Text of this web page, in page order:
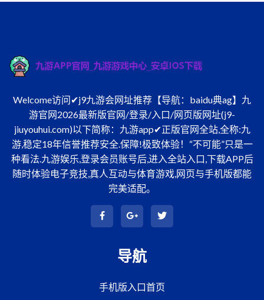
Welcome访问✔j9九游会网址推荐【导航：baidu典ag】九
游官网2026最新版官网/登录/入口/网页版网址(j9-
jiuyouhui.com)以下简称：九游app✔正版官网全站,全称:九
游,稳定18年信誉推荐安全.保障!极致体验！“不可能”只是一
种看法.九游娱乐,登录会员账号后,进入全站入口,下载APP后
随时体验电子竞技,真人互动与体育游戏,网页与手机版都能
完美适配。
导航
手机版入口首页